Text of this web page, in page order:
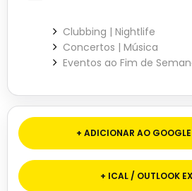
Clubbing | Nightlife
Concertos | Música
Eventos ao Fim de
+ ADICIONAR AO
+ ICAL / OUTLOOK